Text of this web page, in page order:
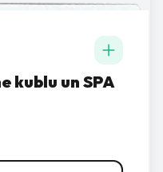
kublu un SPA